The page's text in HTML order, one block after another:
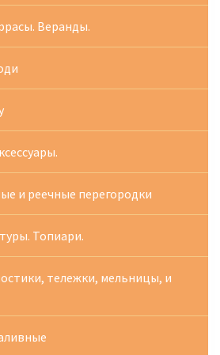
Веранды.
и реечные перегородки
Топиари.
тележки, мельницы, и